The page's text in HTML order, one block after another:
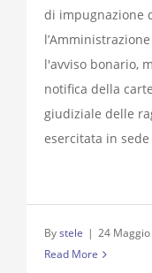
di impugnazione
l'avviso bonario,
notifica della
giudiziale delle
esercitata in
Bystele | 24
Read More